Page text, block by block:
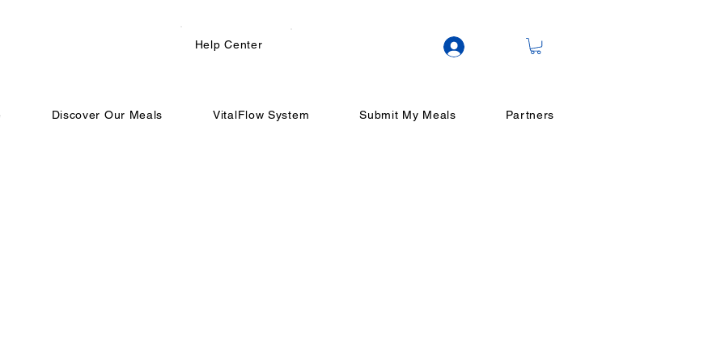
Help Center ログイン
Discover Our Meals VitalFlow System Submit My Meals Partners